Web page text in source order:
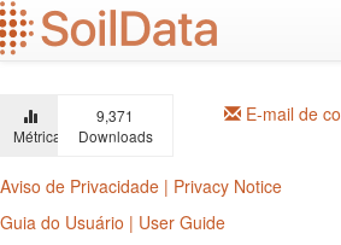
Ir
para
o
principal
Métricas
9,371
Downloads
E-mail de
Aviso de Privacidade | Privacy Notice
Guia do Usuário | User Guide